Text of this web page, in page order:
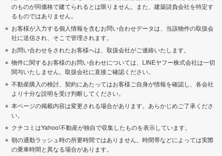
のものが同価格で建てられるとは限りません。また、建築請負会社を特定す
るものではありません。
お客様が入力する個人情報を含むお問い合わせデータは、当該物件の取扱会
社に送信され、そこで管理されます。
お問い合わせをされたお客様へは、取扱会社がご連絡いたします。
物件に関するお客様のお問い合わせについては、LINEヤフー株式会社は一切
関与いたしません。取扱会社に直接ご確認ください。
不動産購入の検討、契約にあたってはお客様ご自身が情報を確認し、各会社
より十分な説明を受け判断してください。
本ページの掲載内容は変更される場合があります。あらかじめご了承くださ
い。
クチコミはYahoo!不動産が独自で収集したものを表示しています。
朝の通勤ラッシュ時の所要時間ではありません。時間帯などによっては実際
の乗車時間と異なる場合があります。